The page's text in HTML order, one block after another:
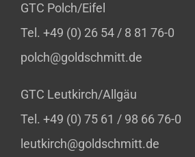
GTC Polch/Eifel
Tel. +49 (0) 26 54 / 8 81 76-0
polch@goldschmitt.de
GTC Leutkirch/Allgäu
Tel. +49 (0) 75 61 / 98 66 76-0
leutkirch@goldschmitt.de